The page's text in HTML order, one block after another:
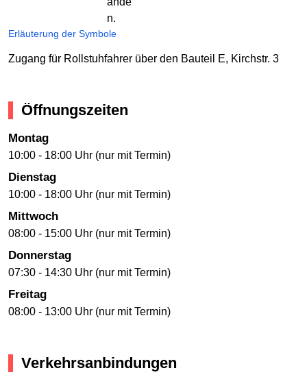
Erläuterung der Symbole
Zugang für Rollstuhfahrer über den Bauteil E, Kirchstr. 3
Öffnungszeiten
Montag
10:00 - 18:00 Uhr (nur mit Termin)
Dienstag
10:00 - 18:00 Uhr (nur mit Termin)
Mittwoch
08:00 - 15:00 Uhr (nur mit Termin)
Donnerstag
07:30 - 14:30 Uhr (nur mit Termin)
Freitag
08:00 - 13:00 Uhr (nur mit Termin)
Verkehrsanbindungen